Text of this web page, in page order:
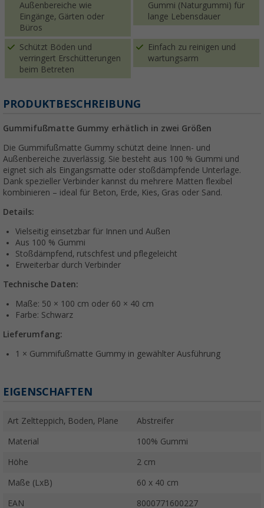
Außenbereiche wie
Eingänge, Gärten oder
Büros
Gummi (Naturgummi) für
lange Lebensdauer
Schützt Böden und
verringert Erschütterungen
beim Betreten
Einfach zu reinigen und
wartungsarm
PRODUKTBESCHREIBUNG
Gummifußmatte Gummy erhätlich in zwei Größen
Die Gummifußmatte Gummy schützt deine Innen- und
Außenbereiche zuverlässig. Sie besteht aus 100 % Gummi und
eignet sich als Eingangsmatte oder stoßdämpfende Unterlage.
Dank spezieller Verbinder kannst du mehrere Matten flexibel
kombinieren – ideal für Beton, Erde, Kies, Gras oder Sand.
Details:
Vielseitig einsetzbar für Innen und Außen
Aus 100 % Gummi
Stoßdämpfend, rutschfest und pflegeleicht
Erweiterbar durch Verbinder
Technische Daten:
Maße: 50 × 100 cm oder 60 × 40 cm
Farbe: Schwarz
Lieferumfang:
1 × Gummifußmatte Gummy in gewählter Ausführung
EIGENSCHAFTEN
Art Zeltteppich, Boden, Plane Abstreifer
Material 100% Gummi
Höhe 2 cm
Maße (LxB) 60 x 40 cm
EAN 8000771600227